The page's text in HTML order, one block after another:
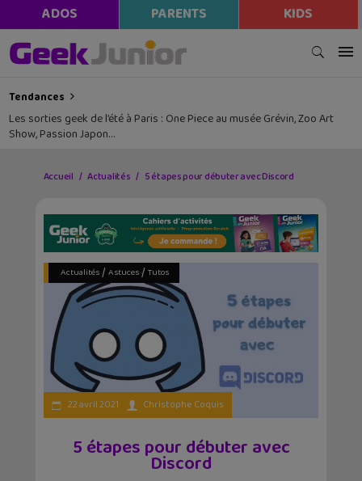
ADOS PARENTS KIDS
Tendances
Les sorties geek de l’été à Paris : One Piece au musée Grévin, Zoo Art
Show, Passion Japon…
Accueil Actualités 5 étapes pour débuter avec Discord
Actualités/ Astuces/ Tutos
22 avril 2021 Christophe Coquis
5 étapes pour débuter avec
Discord